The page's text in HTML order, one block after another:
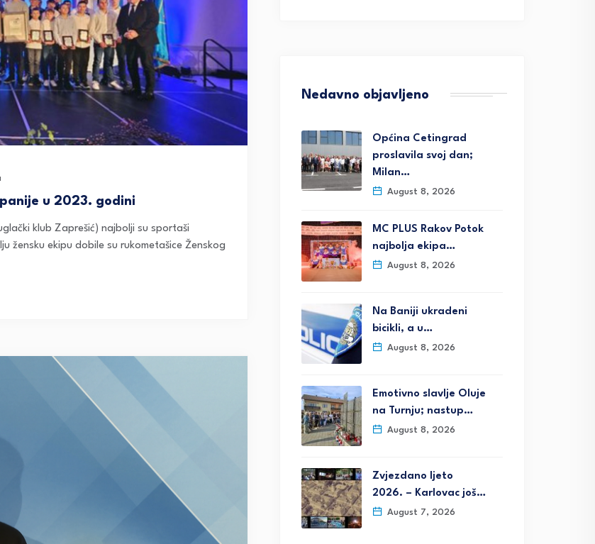
u 2023. godini
klub Zaprešić) najbolji su sportaši
žensku ekipu dobile su rukometašice Ženskog
Nedavno objavljeno
Općina Cetingrad
proslavila svoj dan;
Milan…
August 8, 2026
MC PLUS Rakov Potok
najbolja ekipa…
August 8, 2026
Na Baniji ukradeni
bicikli, a u…
August 8, 2026
Emotivno slavlje Oluje
na Turnju; nastup…
August 8, 2026
Zvjezdano ljeto
2026. – Karlovac još…
August 7, 2026